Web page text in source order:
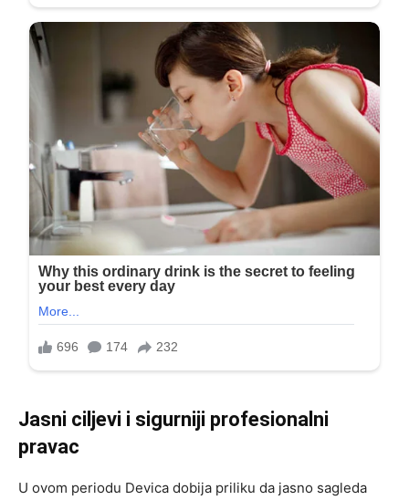
Jasni ciljevi i sigurniji profesionalni
pravac
U ovom periodu Devica dobija priliku da jasno sagleda